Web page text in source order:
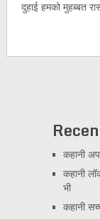
दुहाई हमको मुहब्बत
कहानी
कहानी
भी
कहानी